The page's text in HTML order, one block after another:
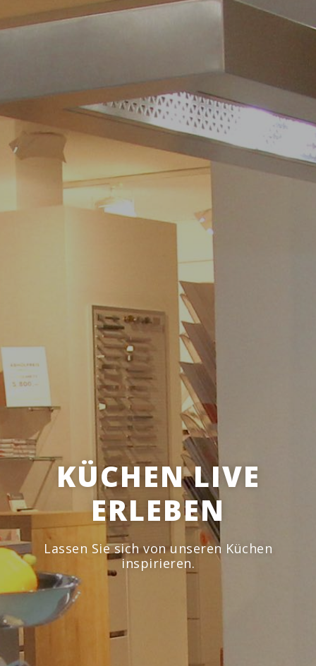
KÜCHEN LIVE
ERLEBEN
Lassen Sie sich von unseren Küchen
inspirieren.